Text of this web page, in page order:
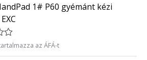
1# P60 gyémánt kézi
az ÁFÁ-t